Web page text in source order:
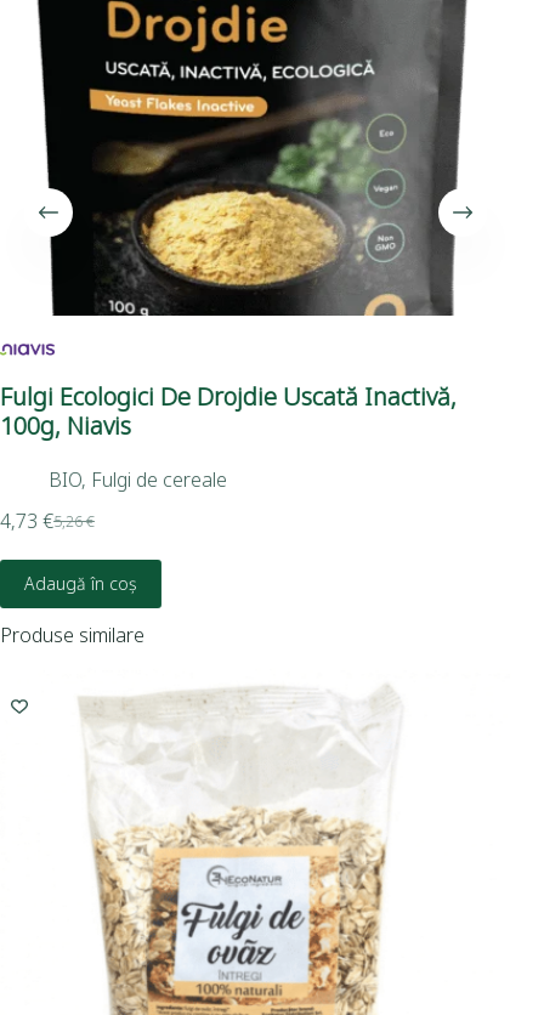
Fulgi Ecologici De Drojdie Uscată Inactivă,
100g, Niavis
BIO, Fulgi de cereale
5,26€
4,73 €
Adaugă în coș
Produse similare